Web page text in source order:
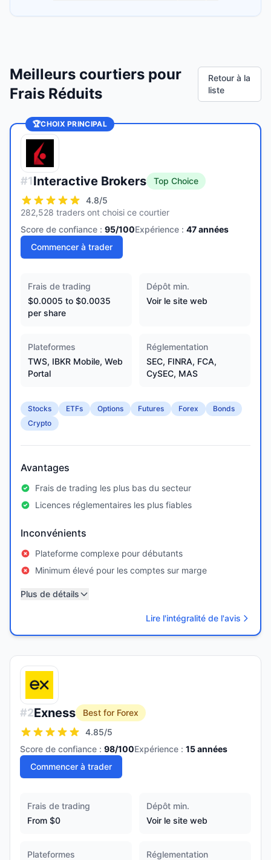
Meilleurs courtiers pour
Frais Réduits
Retour à la
liste
🏆CHOIX PRINCIPAL
#1Interactive Brokers
Top Choice
4.8/5
282,528 traders ont choisi ce courtier
Score de confiance : 95/100Expérience : 47années
Commencer à trader
Frais de trading
$0.0005 to $0.0035
per share
Dépôt min.
Voir le site web
Plateformes
TWS, IBKR Mobile, Web
Portal
Réglementation
SEC, FINRA, FCA,
CySEC, MAS
Stocks ETFs Options Futures Forex
Bonds
Crypto
Avantages
Frais de trading les plus bas du secteur
Licences réglementaires les plus fiables
Inconvénients
Plateforme complexe pour débutants
Minimum élevé pour les comptes sur marge
Plus de détails
Lire l'intégralité de l'avis
#2Exness
Best for Forex
4.85/5
Score de confiance : 98/100Expérience : 15années
Commencer à trader
Frais de trading
From $0
Dépôt min.
Voir le site web
Plateformes
Réglementation